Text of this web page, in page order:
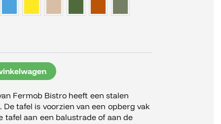
Fermob Bistro heeft een stalen
tafel is voorzien van een opberg vak
tafel aan een balustrade of aan de